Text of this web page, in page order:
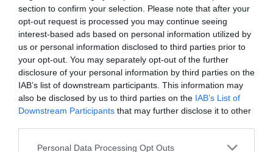
section to confirm your selection. Please note that after your
opt-out request is processed you may continue seeing
interest-based ads based on personal information utilized by
us or personal information disclosed to third parties prior to
your opt-out. You may separately opt-out of the further
disclosure of your personal information by third parties on the
IAB’s list of downstream participants. This information may
also be disclosed by us to third parties on the IAB’s List of
Downstream Participants that may further disclose it to other
Personal Data Processing Opt Outs
147 kcal
Publicerat: 2006-06-14,Uppdaterat:2020-06-10
Författare:Henrik
Mattsson